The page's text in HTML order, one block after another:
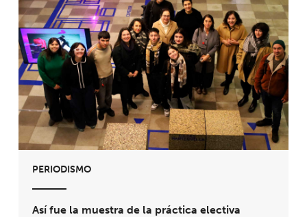
PERIODISMO
Así fue la muestra de la práctica electiva